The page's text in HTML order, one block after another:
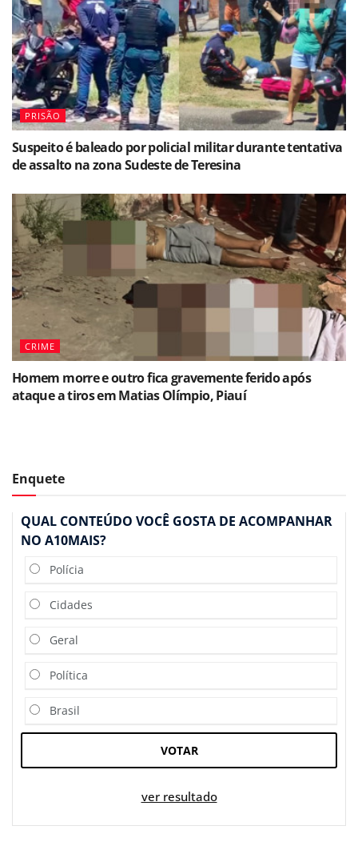
PRISÃO
Suspeito é baleado por policial militar durante tentativa
de assalto na zona Sudeste de Teresina
CRIME
Homem morre e outro fica gravemente ferido após
ataque a tiros em Matias Olímpio, Piauí
Enquete
QUAL CONTEÚDO VOCÊ GOSTA DE ACOMPANHAR
NO A10MAIS?
Polícia
Cidades
Geral
Política
Brasil
VOTAR
ver resultado